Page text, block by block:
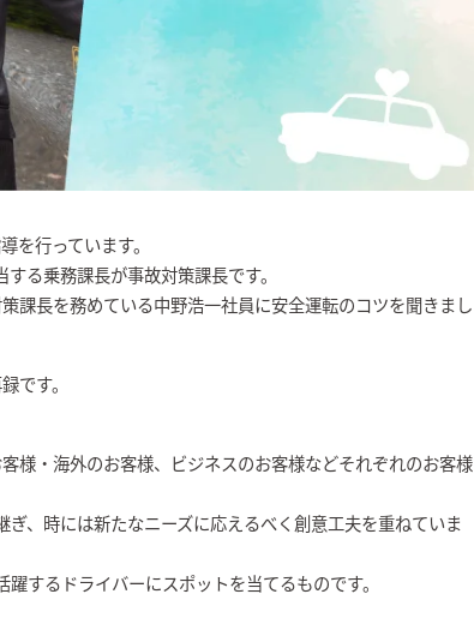
を行っています。
る乗務課長が事故対策課長です。
課長を務めている中野浩一社員に安全運転のコツを聞きまし
です。
様・海外のお客様、ビジネスのお客様などそれぞれのお客様
、時には新たなニーズに応えるべく創意工夫を重ねていま
するドライバーにスポットを当てるものです。